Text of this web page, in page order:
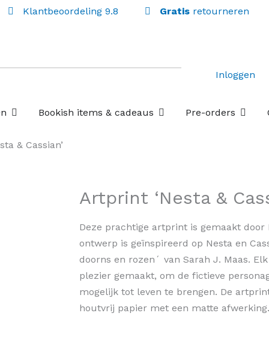
Klantbeoordeling 9.8 Gratis retourneren
Inloggen
Open Losse boekenboxen
Bookish items & cadeaus Open Bookish items &
Pre-orders Open
& Cassian’
Artprint ‘Nesta &
Deze prachtige artprint is gemaakt
ontwerp is geïnspireerd op Nesta en
doorns en rozen´ van Sarah J. Maas.
plezier gemaakt, om de fictieve
mogelijk tot leven te brengen. De
houtvrij papier met een matte afwerking.